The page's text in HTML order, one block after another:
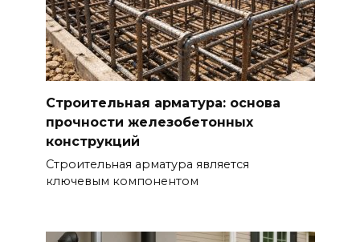
Строительная арматура: основа
прочности железобетонных
конструкций
Строительная арматура является
ключевым компонентом